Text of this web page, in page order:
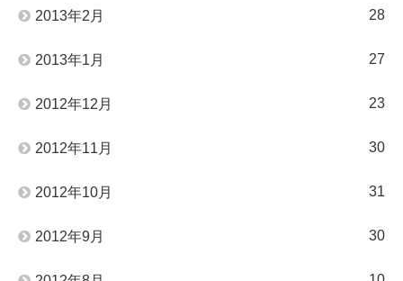
2013年2月 28
2013年1月 27
2012年12月 23
2012年11月 30
2012年10月 31
2012年9月 30